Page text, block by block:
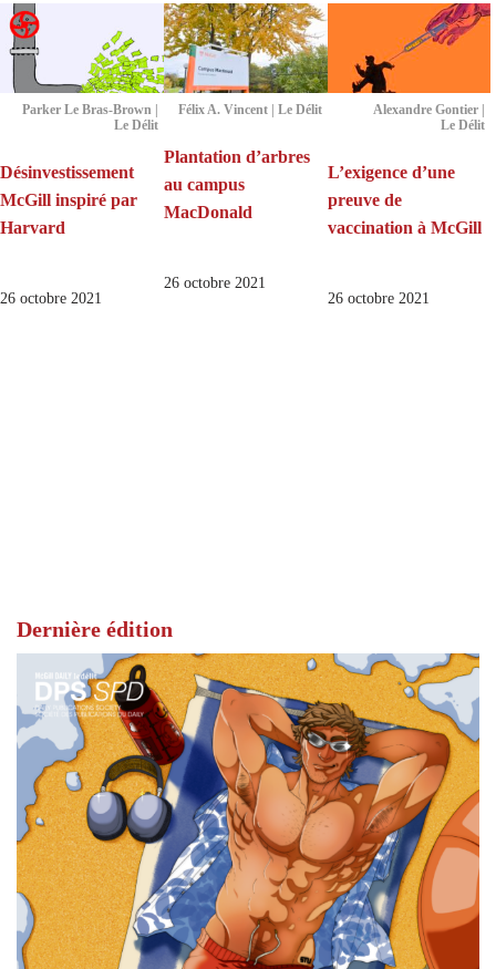
Parker Le Bras-Brown |
Le Délit
Désinvestissement
McGill inspiré par
Harvard
26 octobre 2021
Félix A. Vincent | Le Délit
Plantation d’arbres
au campus
MacDonald
26 octobre 2021
Alexandre Gontier |
Le Délit
L’exigence d’une
preuve de
vaccination à McGill
26 octobre 2021
Dernière édition